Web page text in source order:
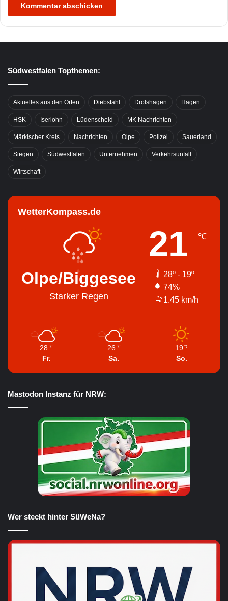
Südwestfalen Topthemen:
Aktuelles aus den Orten Diebstahl Drolshagen Hagen
HSK Iserlohn Lüdenscheid MK Nachrichten
Märkischer Kreis Nachrichten Olpe Polizei Sauerland
Siegen Südwestfalen Unternehmen Verkehrsunfall
Wirtschaft
WetterKompass.de
Olpe/Biggesee
Starker Regen
21 ℃
28º - 19º
74%
1.45 km/h
28 ℃
Fr.
26 ℃
Sa.
19 ℃
So.
Mastodon Instanz für NRW:
Wer steckt hinter SüWeNa?